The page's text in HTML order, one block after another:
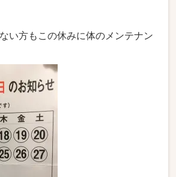
い方もこの休みに体のメンテナン